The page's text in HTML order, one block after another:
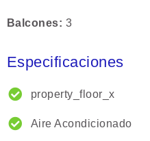
Balcones 3
Especificaciones
property_floor_x
Aire Acondicionado